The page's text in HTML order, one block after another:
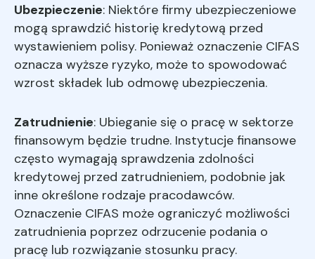
Ubezpieczenie: Niektóre firmy ubezpieczeniowe
mogą sprawdzić historię kredytową przed
wystawieniem polisy. Ponieważ oznaczenie CIFAS
oznacza wyższe ryzyko, może to spowodować
wzrost składek lub odmowę ubezpieczenia.
Zatrudnienie: Ubieganie się o pracę w sektorze
finansowym będzie trudne. Instytucje finansowe
często wymagają sprawdzenia zdolności
kredytowej przed zatrudnieniem, podobnie jak
inne określone rodzaje pracodawców.
Oznaczenie CIFAS może ograniczyć możliwości
zatrudnienia poprzez odrzucenie podania o
pracę lub rozwiązanie stosunku pracy.